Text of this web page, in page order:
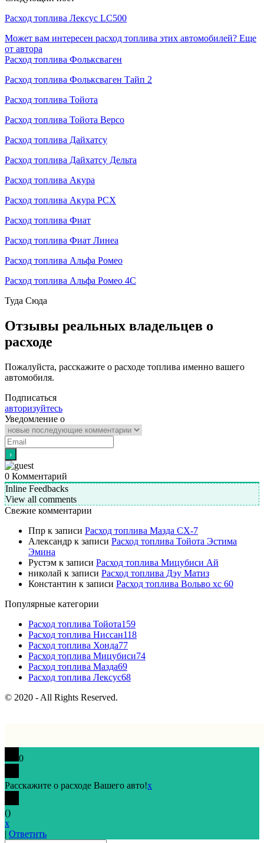
Расход топлива Лексус LC500
Может вам интересен расход топлива этих автомобилей? Еще
от автора
Расход топлива Фольксваген
Расход топлива Фольксваген Тайп 2
Расход топлива Тойота
Расход топлива Тойота Версо
Расход топлива Дайхатсу
Расход топлива Дайхатсу Дельта
Расход топлива Акура
Расход топлива Акура РСХ
Расход топлива Фиат
Расход топлива Фиат Линеа
Расход топлива Альфа Ромео
Расход топлива Альфа Ромео 4C
Туда Сюда
Отзывы реальных владельцев о
расходе
Пожалуйста, расскажите о расходе топлива именно вашего
автомобиля.
Подписаться
авторизуйтесь
Уведомление о
0 Комментарий
Inline Feedbacks
View all comments
Свежие комментарии
Ппр к записи Расход топлива Мазда СХ-7
Александр к записи Расход топлива Тойота Эстима
Эмина
Рустэм к записи Расход топлива Мицубиси Ай
николай к записи Расход топлива Дэу Матиз
Константин к записи Расход топлива Вольво хс 60
Популярные категории
Расход топлива Тойота159
Расход топлива Ниссан118
Расход топлива Хонда77
Расход топлива Мицубиси74
Расход топлива Мазда69
Расход топлива Лексус68
© 2020 - All Rights Reserved.
0
Расскажите о расходе Вашего авто!x
()
x
| Ответить